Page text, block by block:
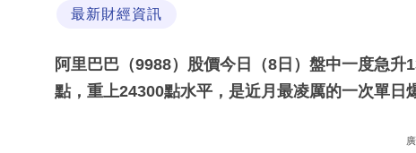
最新財經資訊
阿里巴巴（9988）股價今日（8日）盤中一度急
點，重上24300點水平，是近月最凌厲的一次單日